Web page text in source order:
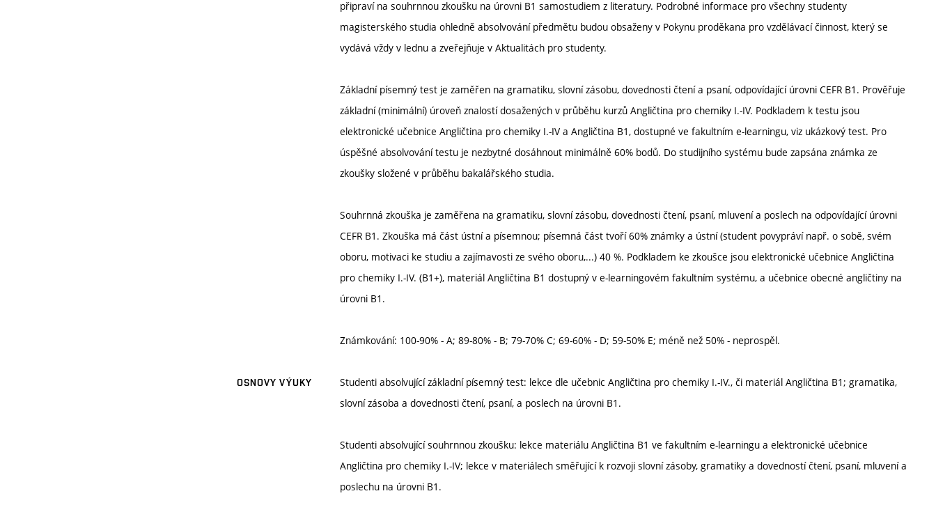
připraví na souhrnnou zkoušku na úrovni B1 samostudiem z literatury. Podrobné informace pro všechny studenty
magisterského studia ohledně absolvování předmětu budou obsaženy v Pokynu proděkana pro vzdělávací činnost, který se
vydává vždy v lednu a zveřejňuje v Aktualitách pro studenty.
Základní písemný test je zaměřen na gramatiku, slovní zásobu, dovednosti čtení a psaní, odpovídající úrovni CEFR B1. Prověřuje
základní (minimální) úroveň znalostí dosažených v průběhu kurzů Angličtina pro chemiky I.-IV. Podkladem k testu jsou
elektronické učebnice Angličtina pro chemiky I.-IV a Angličtina B1, dostupné ve fakultním e-learningu, viz ukázkový test. Pro
úspěšné absolvování testu je nezbytné dosáhnout minimálně 60% bodů. Do studijního systému bude zapsána známka ze
zkoušky složené v průběhu bakalářského studia.
Souhrnná zkouška je zaměřena na gramatiku, slovní zásobu, dovednosti čtení, psaní, mluvení a poslech na odpovídající úrovni
CEFR B1. Zkouška má část ústní a písemnou; písemná část tvoří 60% známky a ústní (student povypráví např. o sobě, svém
oboru, motivaci ke studiu a zajímavosti ze svého oboru,...) 40 %. Podkladem ke zkoušce jsou elektronické učebnice Angličtina
pro chemiky I.-IV. (B1+), materiál Angličtina B1 dostupný v e-learningovém fakultním systému, a učebnice obecné angličtiny na
úrovni B1.
Známkování: 100-90% - A; 89-80% - B; 79-70% C; 69-60% - D; 59-50% E; méně než 50% - neprospěl.
OSNOVY VÝUKY
Studenti absolvující základní písemný test: lekce dle učebnic Angličtina pro chemiky I.-IV., či materiál Angličtina B1; gramatika,
slovní zásoba a dovednosti čtení, psaní, a poslech na úrovni B1.
Studenti absolvující souhrnnou zkoušku: lekce materiálu Angličtina B1 ve fakultním e-learningu a elektronické učebnice
Angličtina pro chemiky I.-IV; lekce v materiálech směřující k rozvoji slovní zásoby, gramatiky a dovedností čtení, psaní, mluvení a
poslechu na úrovni B1.